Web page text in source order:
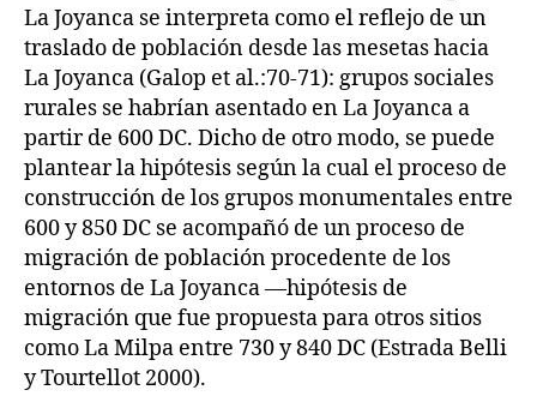
La Joyanca se interpreta como el reflejo de un
traslado de población desde las mesetas hacia
La Joyanca (Galop et al.:70-71): grupos sociales
rurales se habrían asentado en La Joyanca a
partir de 600 DC. Dicho de otro modo, se puede
plantear la hipótesis según la cual el proceso de
construcción de los grupos monumentales entre
600 y 850 DC se acompañó de un proceso de
migración de población procedente de los
entornos de La Joyanca —hipótesis de
migración que fue propuesta para otros sitios
como La Milpa entre 730 y 840 DC (Estrada Belli
y Tourtellot 2000).